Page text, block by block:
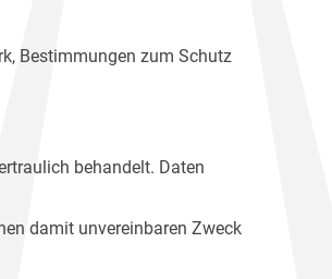
Bestimmungen zum Schutz
behandelt. Daten
damit unvereinbaren Zweck